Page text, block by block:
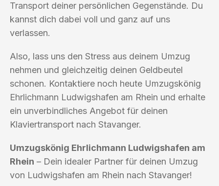
Transport deiner persönlichen Gegenstände. Du
kannst dich dabei voll und ganz auf uns
verlassen.
Also, lass uns den Stress aus deinem Umzug
nehmen und gleichzeitig deinen Geldbeutel
schonen. Kontaktiere noch heute Umzugskönig
Ehrlichmann Ludwigshafen am Rhein und erhalte
ein unverbindliches Angebot für deinen
Klaviertransport nach Stavanger.
Umzugskönig Ehrlichmann Ludwigshafen am
Rhein – Dein idealer Partner für deinen Umzug
von Ludwigshafen am Rhein nach Stavanger!